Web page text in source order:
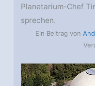
Planetarium-Chef
sprechen.
Ein Beitrag von